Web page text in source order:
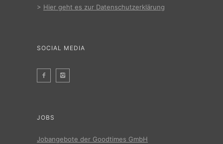
> Hier geht es zur Datenschutzerklärung
SOCIAL MEDIA
JOBS
Jobangebote der Goodtimes GmbH